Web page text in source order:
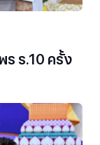
ร ร.10 ครั้ง